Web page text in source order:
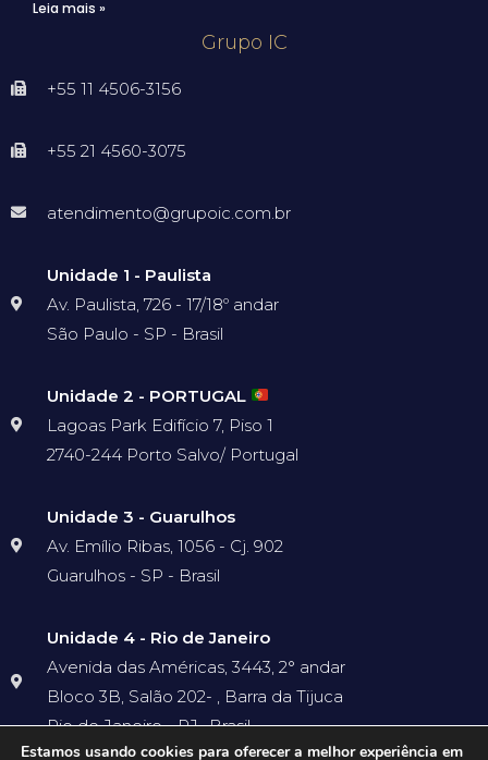
Grupo IC
+55 11 4506-3156
+55 21 4560-3075
atendimento@grupoic.com.br
Unidade 1 - Paulista
Av. Paulista, 726 - 17/18º andar
São Paulo - SP - Brasil
Unidade 2 - PORTUGAL
Lagoas Park Edifício 7, Piso 1
2740-244 Porto Salvo/ Portugal
Unidade 3 - Guarulhos
Av. Emílio Ribas, 1056 - Cj. 902
Guarulhos - SP - Brasil
Unidade 4 - Rio de Janeiro
Avenida das Américas, 3443, 2° andar
Bloco 3B, Salão 202- , Barra da Tijuca
Rio de Janeiro - RJ- Brasil
Leia mais »
Estamos usando cookies para oferecer a melhor experiência em